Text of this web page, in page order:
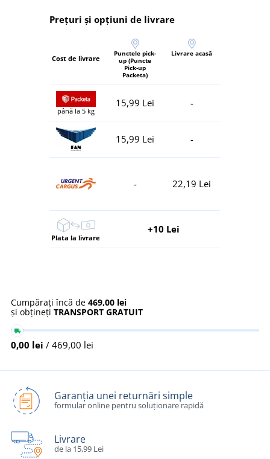
Prețuri și opțiuni de livrare
Cost de livrare
Punctele pick-
up (Puncte
Pick-up
Packeta)
Livrare acasă
până la 5 kg
15,99 Lei -
15,99 Lei -
- 22,19 Lei
Plata la livrare
+10 Lei
Cumpărați încă de 469,00 lei
și obțineți TRANSPORT GRATUIT
0,00 lei / 469,00 lei
Garanția unei returnări simple
formular online pentru soluționare rapidă
Livrare
de la 15,99 Lei